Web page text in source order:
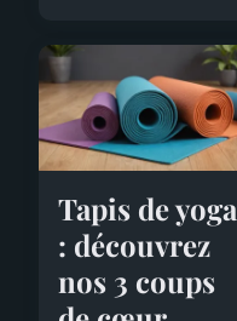
Tapis de yoga
: découvrez
nos 3 coups